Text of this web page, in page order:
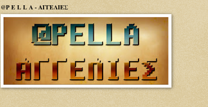
@P E L L A - ΑΓΓΕΛΙΕΣ